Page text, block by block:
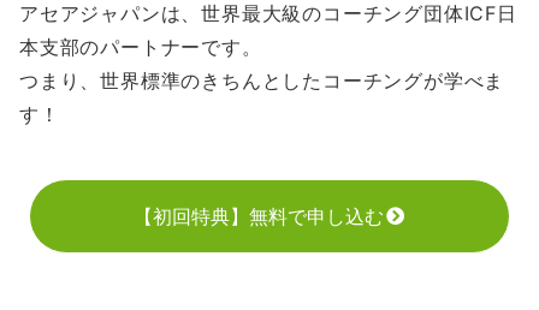
アセアジャパンは、世界最大級のコーチング団体ICF日
本支部のパートナーです。
つまり、世界標準のきちんとしたコーチングが学べま
す！
【初回特典】無料で申し込む